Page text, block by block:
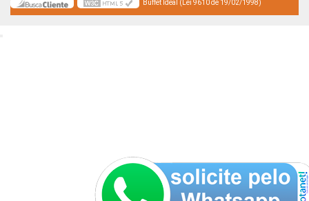
Buffet Ideal (Lei 9610 de 19/02/1998)